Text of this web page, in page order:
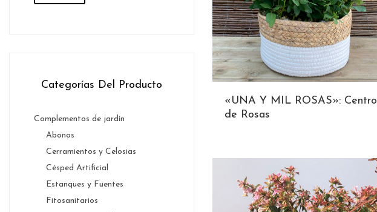
«UNA Y MIL ROSAS»: Centro
de Rosas
Categorías Del Producto
Complementos de jardín
Abonos
Cerramientos y Celosias
Césped Artificial
Estanques y Fuentes
Fitosanitarios